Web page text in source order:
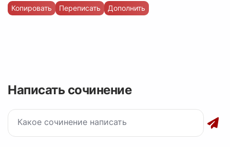
Копировать Переписать Дополнить
Написать сочинение